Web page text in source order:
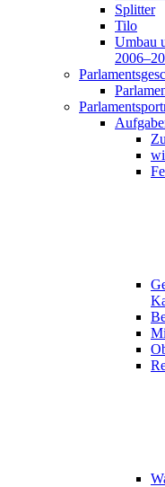
Splitter
Tilo
Umbau